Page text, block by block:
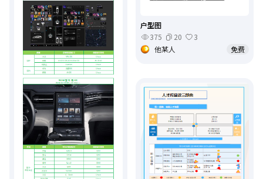
户型图
375
20
3
他某人
免费